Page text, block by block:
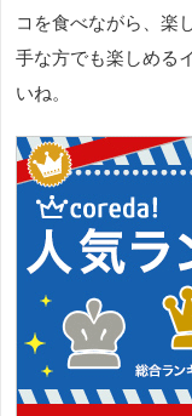
コを食べながら、楽
手な方でも楽しめる
いね。